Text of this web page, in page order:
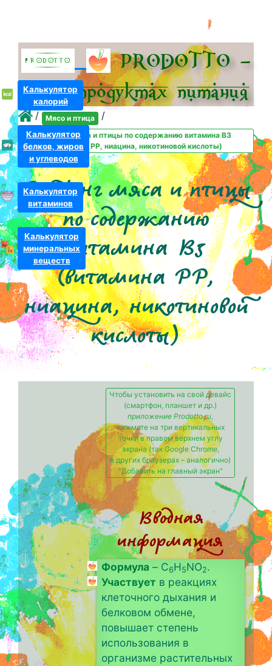
PRODOTTO –
всё о про­дуктах питания
/ Мясо и птица /
Рейтинг мяса и птицы по содержанию витамина B3
(витамина PP, ниацина, никотиновой кислоты)
Калькулятор
калорий
Калькулятор
белков, жиров
и углеводов
Калькулятор
витаминов
Калькулятор
минеральных
веществ
Рейтинг мяса и птицы
по содержанию
витамина B3
(витамина PP,
ниацина, никотиновой
кислоты)
Чтобы установить на свой девайс
(смартфон, планшет и др.)
приложение Prodotto.ru,
нажмите на три вертикальных
точки в правом верхнем углу
экрана (так Google Chrome,
в других браузерах – аналогично)
"Добавить на главный экран"
Вводная
информация
Формула – C6H5NO2.
Участвует в реакциях
клеточного дыхания и
белковом обмене,
повышает степень
использования в
организме растительных